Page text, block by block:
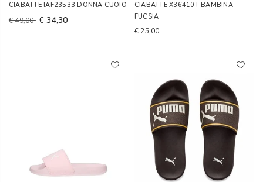
CIABATTE IAF23533 DONNA CUOIO
€ 49,00 € 34,30
CIABATTE X36410T BAMBINA
FUCSIA
€ 25,00